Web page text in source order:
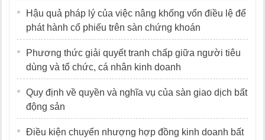
Hậu quả pháp lý của việc nâng khống vốn điều lệ để
phát hành cổ phiếu trên sàn chứng khoán
Phương thức giải quyết tranh chấp giữa người tiêu
dùng và tổ chức, cá nhân kinh doanh
Quy định về quyền và nghĩa vụ của sàn giao dịch bất
động sản
Điều kiện chuyển nhượng hợp đồng kinh doanh bất